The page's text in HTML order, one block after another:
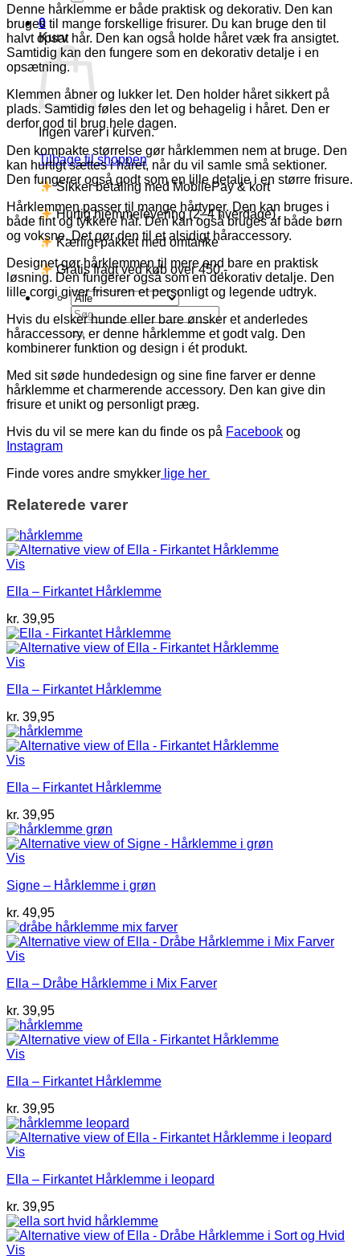
0
Kurv
Ingen varer i kurven.
Tilbage til shoppen
Sikker betaling med MobilePay & kort
Hurtig hjemmelevering (2–4 hverdage)
Kærligt pakket med omtanke
Gratis fragt ved køb over 450,-
Søg
efter:
Denne hårklemme er både praktisk og dekorativ. Den kan
bruges til mange forskellige frisurer. Du kan bruge den til
halvt opsat hår. Den kan også holde håret væk fra ansigtet.
Samtidig kan den fungere som en dekorativ detalje i en
opsætning.
Klemmen åbner og lukker let. Den holder håret sikkert på
plads. Samtidig føles den let og behagelig i håret. Den er
derfor god til brug hele dagen.
Den kompakte størrelse gør hårklemmen nem at bruge. Den
kan hurtigt sættes i håret, når du vil samle små sektioner.
Den fungerer også godt som en lille detalje i en større frisure.
Hårklemmen passer til mange hårtyper. Den kan bruges i
både fint og tykkere hår. Den kan også bruges af både børn
og voksne. Det gør den til et alsidigt håraccessory.
Designet gør hårklemmen til mere end bare en praktisk
løsning. Den fungerer også som en dekorativ detalje. Den
lille corgi giver frisuren et personligt og legende udtryk.
Hvis du elsker hunde eller bare ønsker et anderledes
håraccessory, er denne hårklemme et godt valg. Den
kombinerer funktion og design i ét produkt.
Med sit søde hundedesign og sine fine farver er denne
hårklemme et charmerende accessory. Den kan give din
frisure et unikt og personligt præg.
Hvis du vil se mere kan du finde os på Facebook og
Instagram
Finde vores andre smykker lige her
Relaterede varer
Vis
Ella – Firkantet Hårklemme
kr. 39,95
Vis
Ella – Firkantet Hårklemme
kr. 39,95
Vis
Ella – Firkantet Hårklemme
kr. 39,95
Vis
Signe – Hårklemme i grøn
kr. 49,95
Vis
Ella – Dråbe Hårklemme i Mix Farver
kr. 39,95
Vis
Ella – Firkantet Hårklemme
kr. 39,95
Vis
Ella – Firkantet Hårklemme i leopard
kr. 39,95
Vis